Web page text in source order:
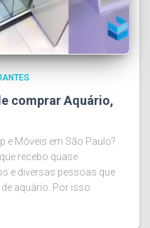
comprar Aquário,
e Móveis em São Paulo?
recebo quase
e diversas pessoas que
aquário. Por isso